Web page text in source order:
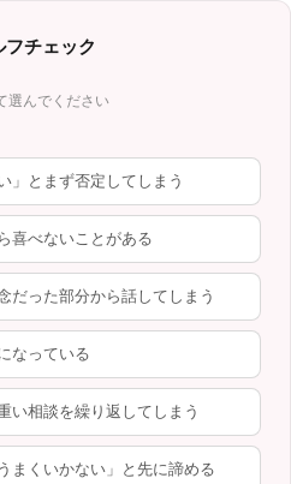
チェック
選んでください
」とまず否定してしまう
喜べないことがある
だった部分から話してしまう
なっている
い相談を繰り返してしまう
まくいかない」と先に諦める